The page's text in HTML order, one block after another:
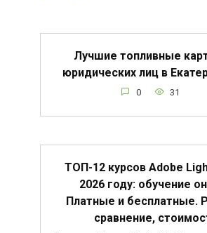
Лучшие топливные
юридических лиц в
0 31
ТОП-12 курсов Adobe
2026 году: обучение
Платные и бесплатные.
сравнение,